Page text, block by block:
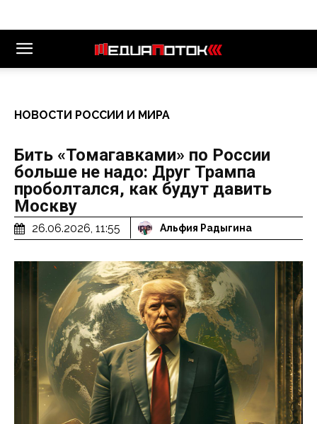
НОВОСТИ РОССИИ И МИРА
Бить «Томагавками» по России
больше не надо: Друг Трампа
проболтался, как будут давить
Москву
26.06.2026, 11:55 Альфия Радыгина